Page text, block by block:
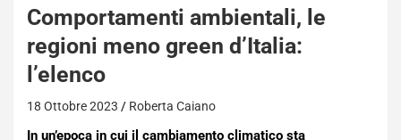
Comportamenti ambientali, le
regioni meno green d’Italia:
l’elenco
18 Ottobre 2023 Roberta Caiano
In un’epoca in cui il cambiamento climatico sta